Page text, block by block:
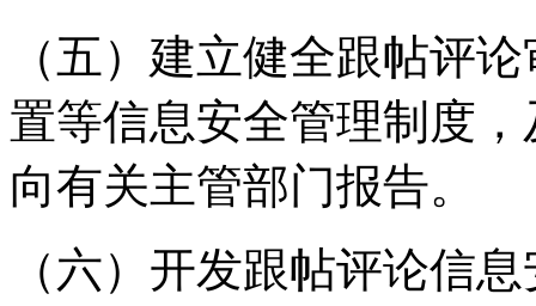
（五）建立健全跟帖评
置等信息安全管理制度
向有关主管部门报告。
（六）开发跟帖评论信